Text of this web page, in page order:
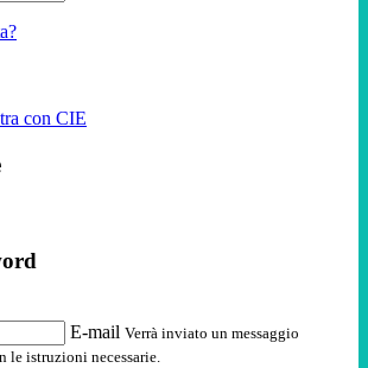
con CIE
E-mail Verrà inviato un messaggio
istruzioni necessarie.